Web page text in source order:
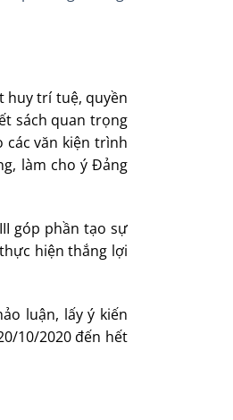
huy trí tuệ, quyền
sách quan trọng
các văn kiện trình
làm cho ý Đảng
góp phần tạo sự
hiện thắng lợi
luận, lấy ý kiến
10/2020 đến hết